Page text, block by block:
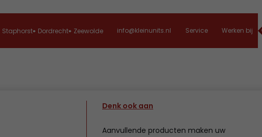
Staphorst Dordrecht Zeewolde info@kleinunits.nl Service Werken bij
Denk ook aan
Aanvullende producten maken uw